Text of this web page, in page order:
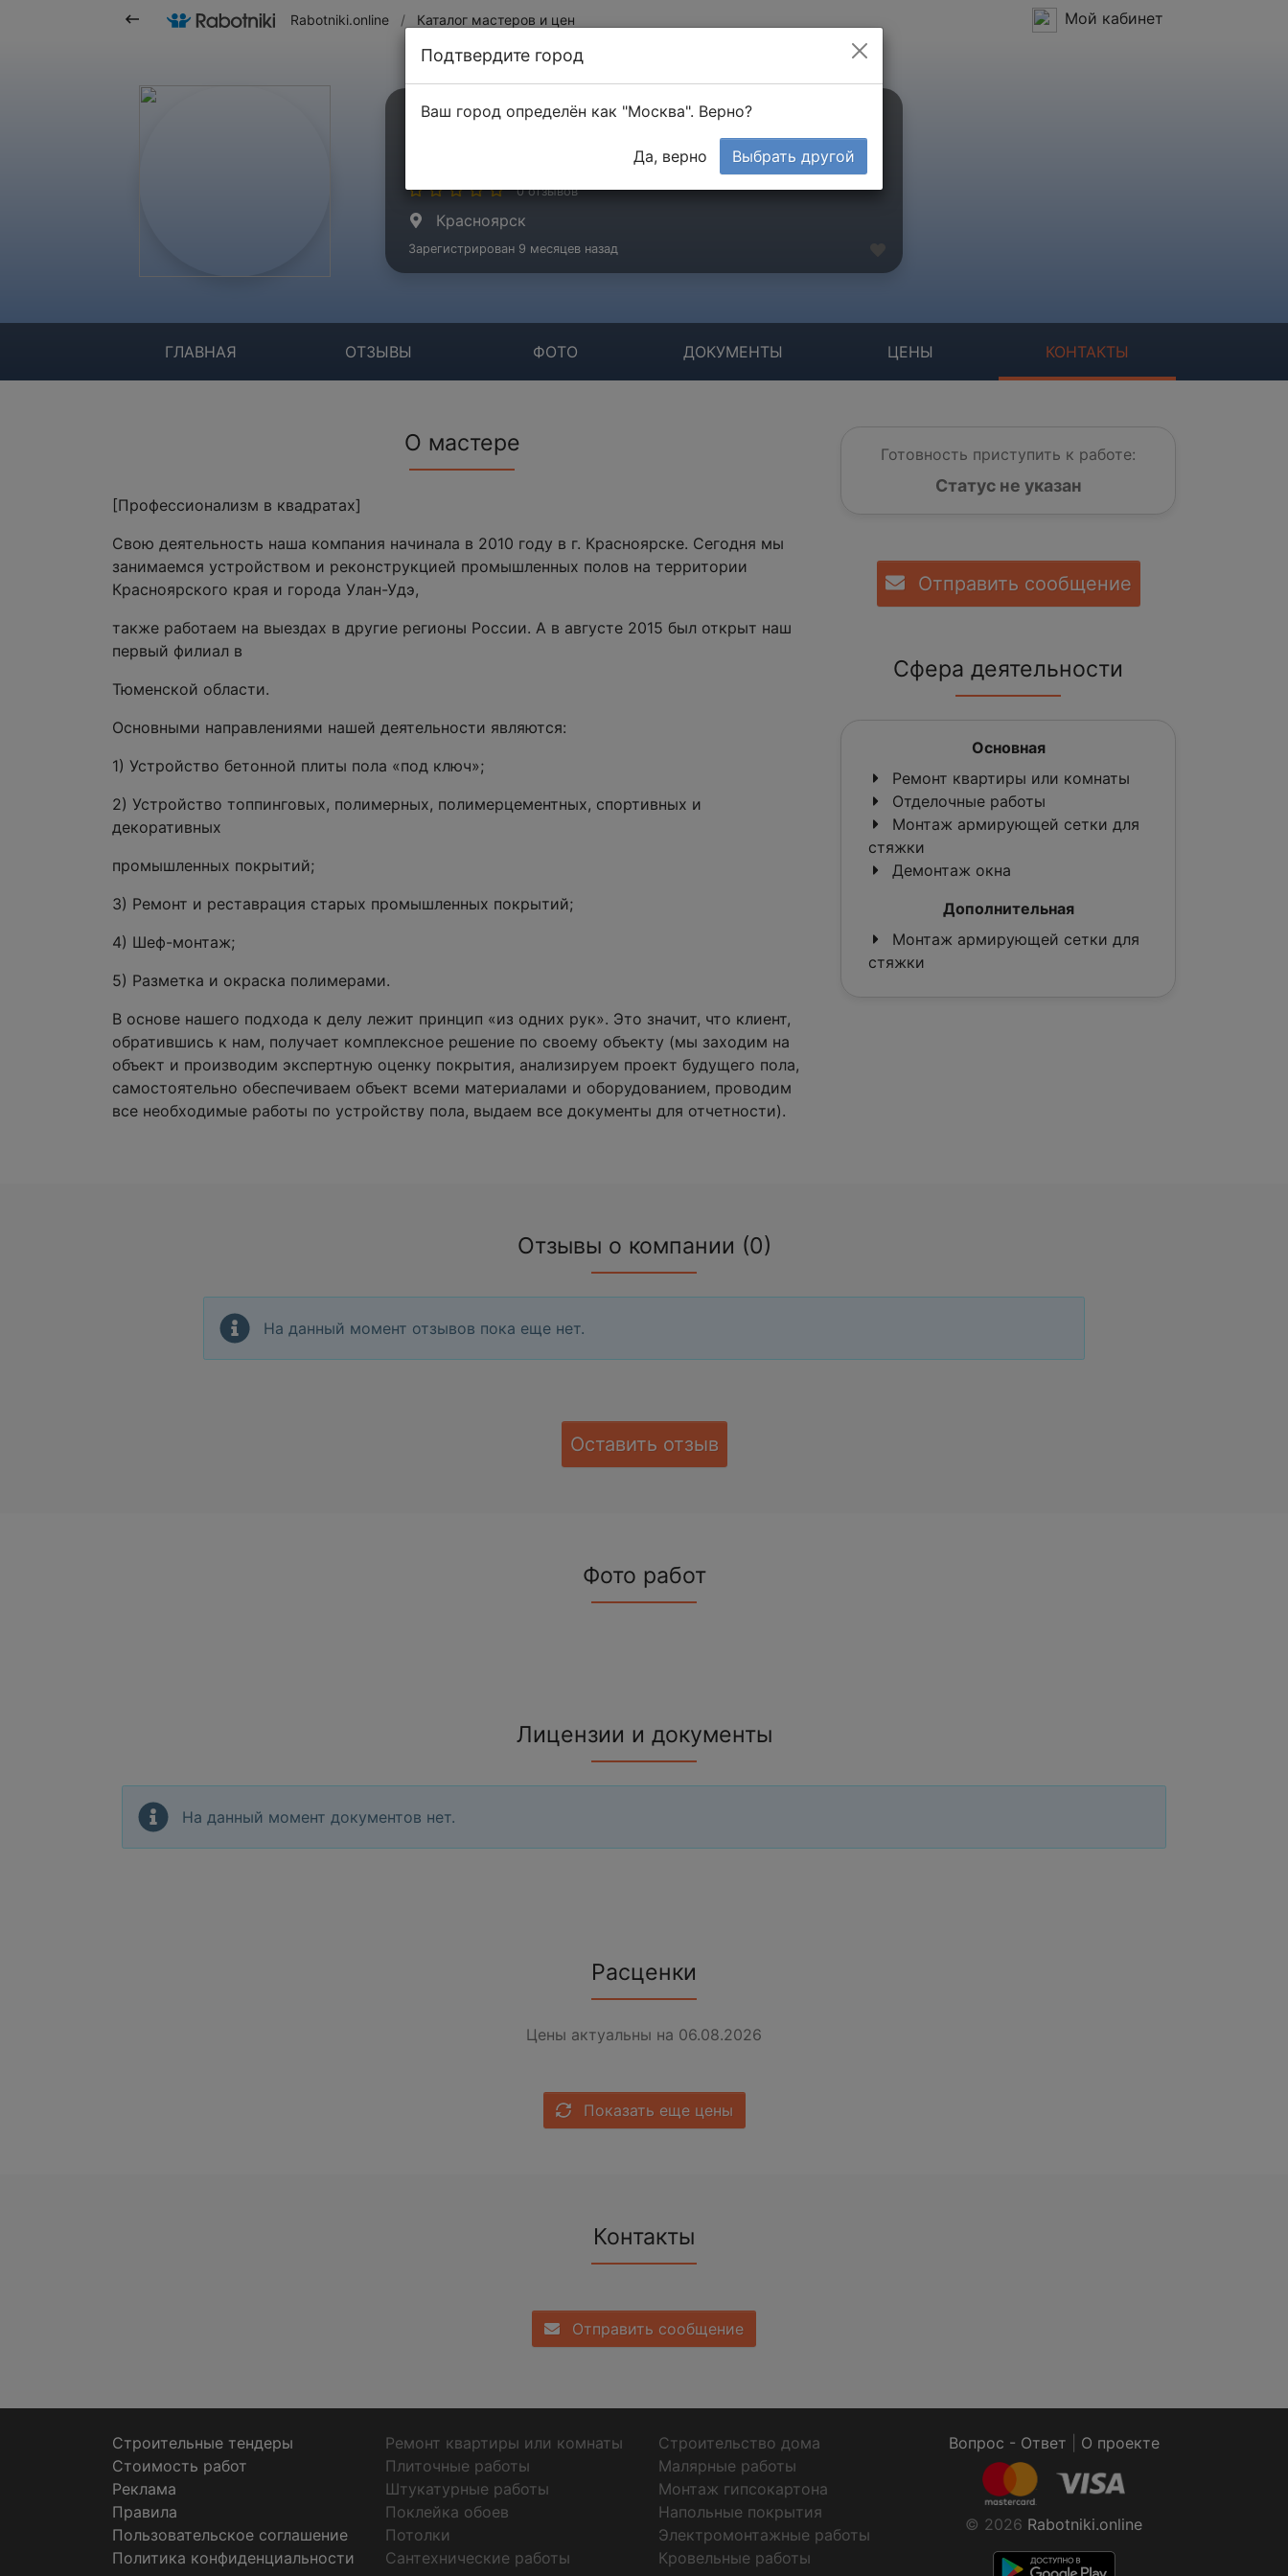
Rabotniki.online / Каталог мастеров и цен Мой кабинет
ООО «Промышленные полы»
0 отзывов
Красноярск
Зарегистрирован 9 месяцев назад
ГЛАВНАЯ ОТЗЫВЫ ФОТО ДОКУМЕНТЫ ЦЕНЫ КОНТАКТЫ
О мастере
[Профессионализм в квадратах]
Свою деятельность наша компания начинала в 2010 году в г. Красноярске. Сегодня мы
занимаемся устройством и реконструкцией промышленных полов на территории
Красноярского края и города Улан-Удэ,
также работаем на выездах в другие регионы России. А в августе 2015 был открыт наш
первый филиал в
Тюменской области.
Основными направлениями нашей деятельности являются:
1) Устройство бетонной плиты пола «под ключ»;
2) Устройство топпинговых, полимерных, полимерцементных, спортивных и
декоративных
промышленных покрытий;
3) Ремонт и реставрация старых промышленных покрытий;
4) Шеф-монтаж;
5) Разметка и окраска полимерами.
В основе нашего подхода к делу лежит принцип «из одних рук». Это значит, что клиент,
обратившись к нам, получает комплексное решение по своему объекту (мы заходим на
объект и производим экспертную оценку покрытия, анализируем проект будущего пола,
самостоятельно обеспечиваем объект всеми материалами и оборудованием, проводим
все необходимые работы по устройству пола, выдаем все документы для отчетности).
Готовность приступить к работе:
Статус не указан
Отправить сообщение
Сфера деятельности
Основная
Ремонт квартиры или комнаты
Отделочные работы
Монтаж армирующей сетки для
стяжки
Демонтаж окна
Дополнительная
Монтаж армирующей сетки для
стяжки
Отзывы о компании (0)
На данный момент отзывов пока еще нет.
Оставить отзыв
Фото работ
Лицензии и документы
На данный момент документов нет.
Расценки
Цены актуальны на 06.08.2026
Показать еще цены
Контакты
Отправить сообщение
Строительные тендеры
Стоимость работ
Реклама
Правила
Пользовательское соглашение
Политика конфиденциальности
Ремонт квартиры или комнаты
Строительство дома
Плиточные работы
Малярные работы
Штукатурные работы
Монтаж гипсокартона
Поклейка обоев
Напольные покрытия
Потолки
Электромонтажные работы
Сантехнические работы
Кровельные работы
Вопрос - Ответ О проекте
© 2026 Rabotniki.online
Подтвердите город
Ваш город определён как "Москва". Верно?
Да, верно Выбрать другой